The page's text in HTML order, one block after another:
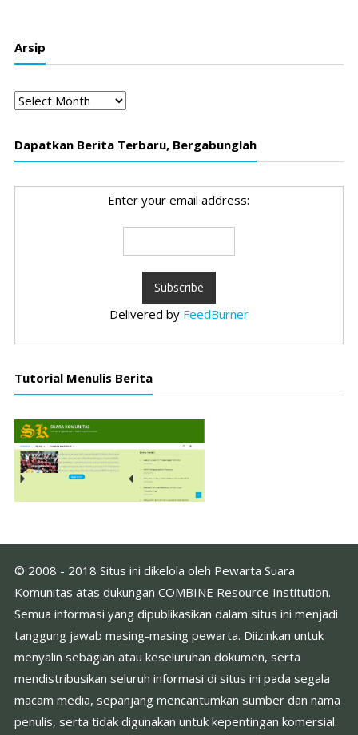
Arsip
Arsip
Dapatkan Berita Terbaru, Bergabunglah
Enter your email address:
Delivered by FeedBurner
Tutorial Menulis Berita
© 2008 - 2018 Situs ini dikelola oleh Pewarta Suara
Komunitas atas dukungan COMBINE Resource Institution.
Semua informasi yang dipublikasikan dalam situs ini menjadi
tanggung jawab masing-masing pewarta. Diizinkan untuk
menyalin sebagian atau keseluruhan dokumen, serta
mendistribusikan seluruh informasi di situs ini pada segala
macam media, sepanjang mencantumkan sumber dan nama
penulis, serta tidak digunakan untuk kepentingan komersial.